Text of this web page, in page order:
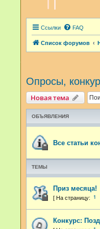
Ссылки FAQ
Список форумов
Опросы,
Новая тема
ОБЪЯВЛЕНИЯ
Все статьи
ТЕМЫ
Приз месяца!
1
Конкурс: